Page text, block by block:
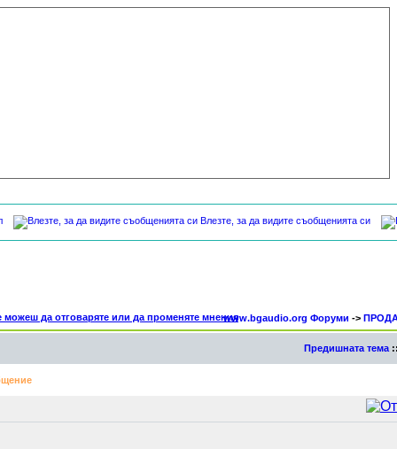
Влезте, за да видите съобщенията си
www.bgaudio.org Форуми ->
Предишната тема